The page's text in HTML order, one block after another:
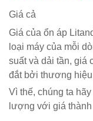
Giá cả
Giá của ổn áp
loại máy của mỗi
suất và dải tần, giá
đắt bởi thương
Vì thế, chúng ta
lượng với giá